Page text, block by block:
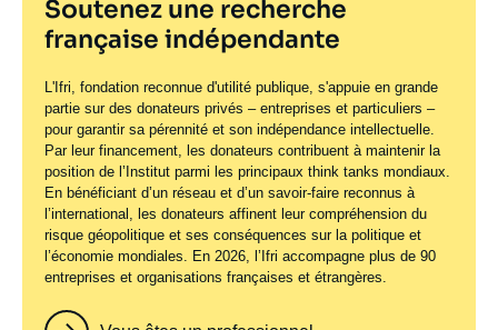
Soutenez une recherche
française indépendante
L'Ifri, fondation reconnue d'utilité publique, s'appuie en grande
partie sur des donateurs privés – entreprises et particuliers –
pour garantir sa pérennité et son indépendance intellectuelle.
Par leur financement, les donateurs contribuent à maintenir la
position de l’Institut parmi les principaux think tanks mondiaux.
En bénéficiant d’un réseau et d’un savoir-faire reconnus à
l’international, les donateurs affinent leur compréhension du
risque géopolitique et ses conséquences sur la politique et
l’économie mondiales. En 2026, l’Ifri accompagne plus de 90
entreprises et organisations françaises et étrangères.